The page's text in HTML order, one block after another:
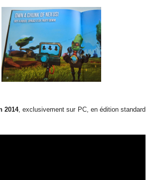
2014, exclusivement sur PC, en édition standard